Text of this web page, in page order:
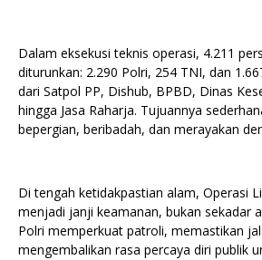
Dalam eksekusi teknis operasi, 4.211
diturunkan: 2.290 Polri, 254 TNI, dan
dari Satpol PP, Dishub, BPBD, Dinas
hingga Jasa Raharja. Tujuannya
bepergian, beribadah, dan merayakan
Di tengah ketidakpastian alam, Operasi
menjadi janji keamanan, bukan sekadar
Polri memperkuat patroli, memastikan
mengembalikan rasa percaya diri publik